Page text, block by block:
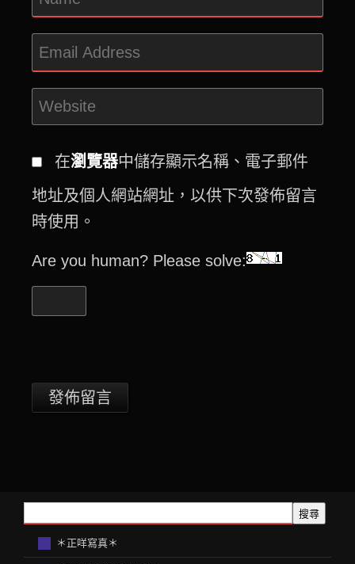
在瀏覽器中儲存顯示名稱、電子郵件
地址及個人網站網址，以供下次發佈留言
時使用。
Are you human? Please solve:
搜尋
＊正咩寫真＊